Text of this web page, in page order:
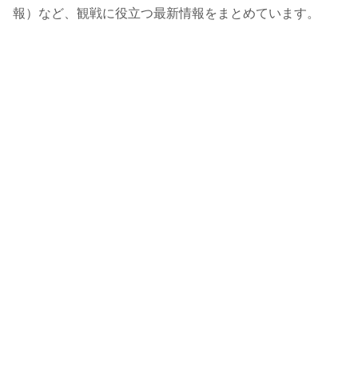
報）など、観戦に役立つ最新情報をまとめています。